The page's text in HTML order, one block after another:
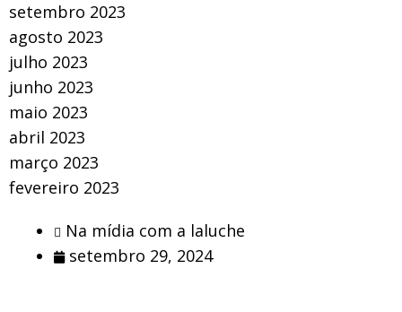
setembro 2023
agosto 2023
julho 2023
junho 2023
maio 2023
abril 2023
março 2023
fevereiro 2023
Na mídia com a laluche
setembro 29, 2024